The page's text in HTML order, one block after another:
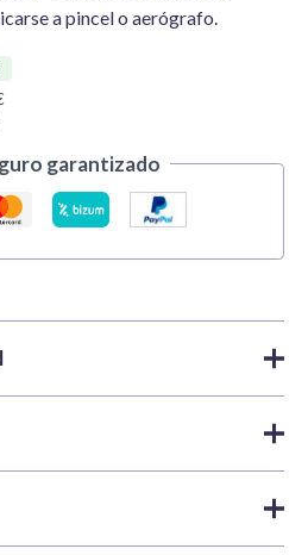
a pincel o aerógrafo.
garantizado
Pinturas,Pinturas acrílicas,X y
TAM81502